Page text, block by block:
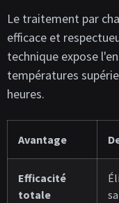
Le traitement par
efficace et
technique expose
températures
heures.
Avantage
Efficacité
totale